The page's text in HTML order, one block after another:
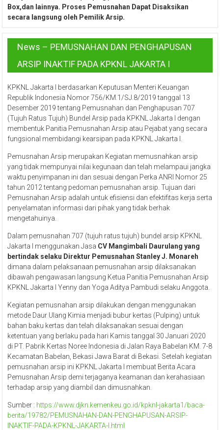
Box,dan lainnya. Proses Pemusnahan Dapat Disaksikan
secara langsung oleh Pemilik Arsip.
News – PEMUSNAHAN DAN PENGHAPUSAN
ARSIP INAKTIF PADA KPKNL JAKARTA I
KPKNL Jakarta I berdasarkan Keputusan Menteri Keuangan
Republik Indonesia Nomor 756/KM.1/SJ.8/2019 tanggal 13
Desember 2019 tentang Pemusnahan dan Penghapusan 707
(Tujuh Ratus Tujuh) Bundel Arsip pada KPKNL Jakarta I dengan
membentuk Panitia Pemusnahan Arsip atau Pejabat yang secara
fungsional membidangi kearsipan pada KPKNL Jakarta I.
Pemusnahan Arsip merupakan Kegiatan memusnahkan arsip
yang tidak mempunyai nilai kegunaan dan telah melampaui jangka
waktu penyimpanan ini dan sesuai dengan Perka ANRI Nomor 25
tahun 2012 tentang pedoman pemusnahan arsip. Tujuan dari
Pemusnahan Arsip adalah untuk efisiensi dan efektifitas kerja serta
penyelamatan informasi dari pihak yang tidak berhak
mengetahuinya.
Dalam pemusnahan 707 (tujuh ratus tujuh) bundel arsip KPKNL
Jakarta I menggunakan Jasa CV Mangimbali Daurulang yang
bertindak selaku Direktur Pemusnahan Stanley J. Monareh
dimana dalam pelaksanaan pemusnahan arsip dilaksanakan
dibawah pengawasan langsung Ketua Panitia Pemusnahan Arsip
KPKNL Jakarta I Yenny dan Yoga Aditya Pambudi selaku Anggota.
Kegiatan pemusnahan arsip dilakukan dengan menggunakan
metode Daur Ulang Kimia menjadi bubur kertas (Pulping) untuk
bahan baku kertas dan telah dilaksanakan sesuai dengan
ketentuan yang berlaku pada hari Kamis tanggal 30 Januari 2020
di PT. Pabrik Kertas Noree Indonesia di Jalan Raya Babelan KM. 7-8
Kecamatan Babelan, Bekasi Jawa Barat di Bekasi. Setelah kegiatan
pemusnahan arsip ini KPKNL Jakarta I membuat Berita Acara
Pemusnahan Arsip demi terjaganya keamanan dan kerahasiaan
terhadap arsip yang diambil dan dimusnahkan.
Sumber : https://www.djkn.kemenkeu.go.id/kpknl-jakarta1/baca-
berita/19782/PEMUSNAHAN-DAN-PENGHAPUSAN-ARSIP-
INAKTIF-PADA-KPKNL-JAKARTA-I.html